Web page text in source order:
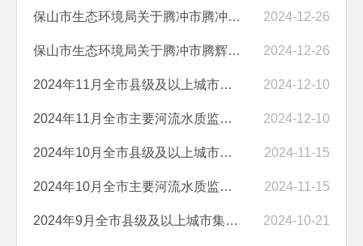
保山市生态环境局关于腾冲市腾冲县中和乡高楼子锡选厂3万吨/年地下采矿... 2024-12-26
保山市生态环境局关于腾冲市腾辉矿业有限公司小王山锡矿开采项目入河排... 2024-12-26
2024年11月全市县级及以上城市集中式饮用水水源地水质监测状况 2024-12-10
2024年11月全市主要河流水质监测状况 2024-12-10
2024年10月全市县级及以上城市集中式饮用水水源地水质监测状况 2024-11-15
2024年10月全市主要河流水质监测状况 2024-11-15
2024年9月全市县级及以上城市集中式饮用水水源地水质监测状况 2024-10-21